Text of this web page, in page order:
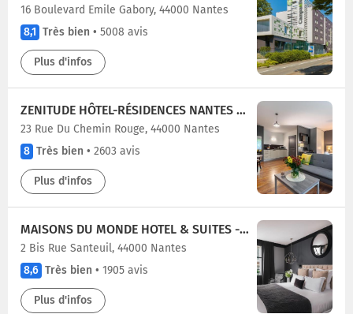
16 Boulevard Emile Gabory, 44000 Nantes
8,1 Très bien • 5008 avis
Plus d'infos
ZENITUDE HÔTEL-RÉSIDENCES NANTES MÉTROPOLE
23 Rue Du Chemin Rouge, 44000 Nantes
8 Très bien • 2603 avis
Plus d'infos
MAISONS DU MONDE HOTEL & SUITES - NANTES
2 Bis Rue Santeuil, 44000 Nantes
8,6 Très bien • 1905 avis
Plus d'infos